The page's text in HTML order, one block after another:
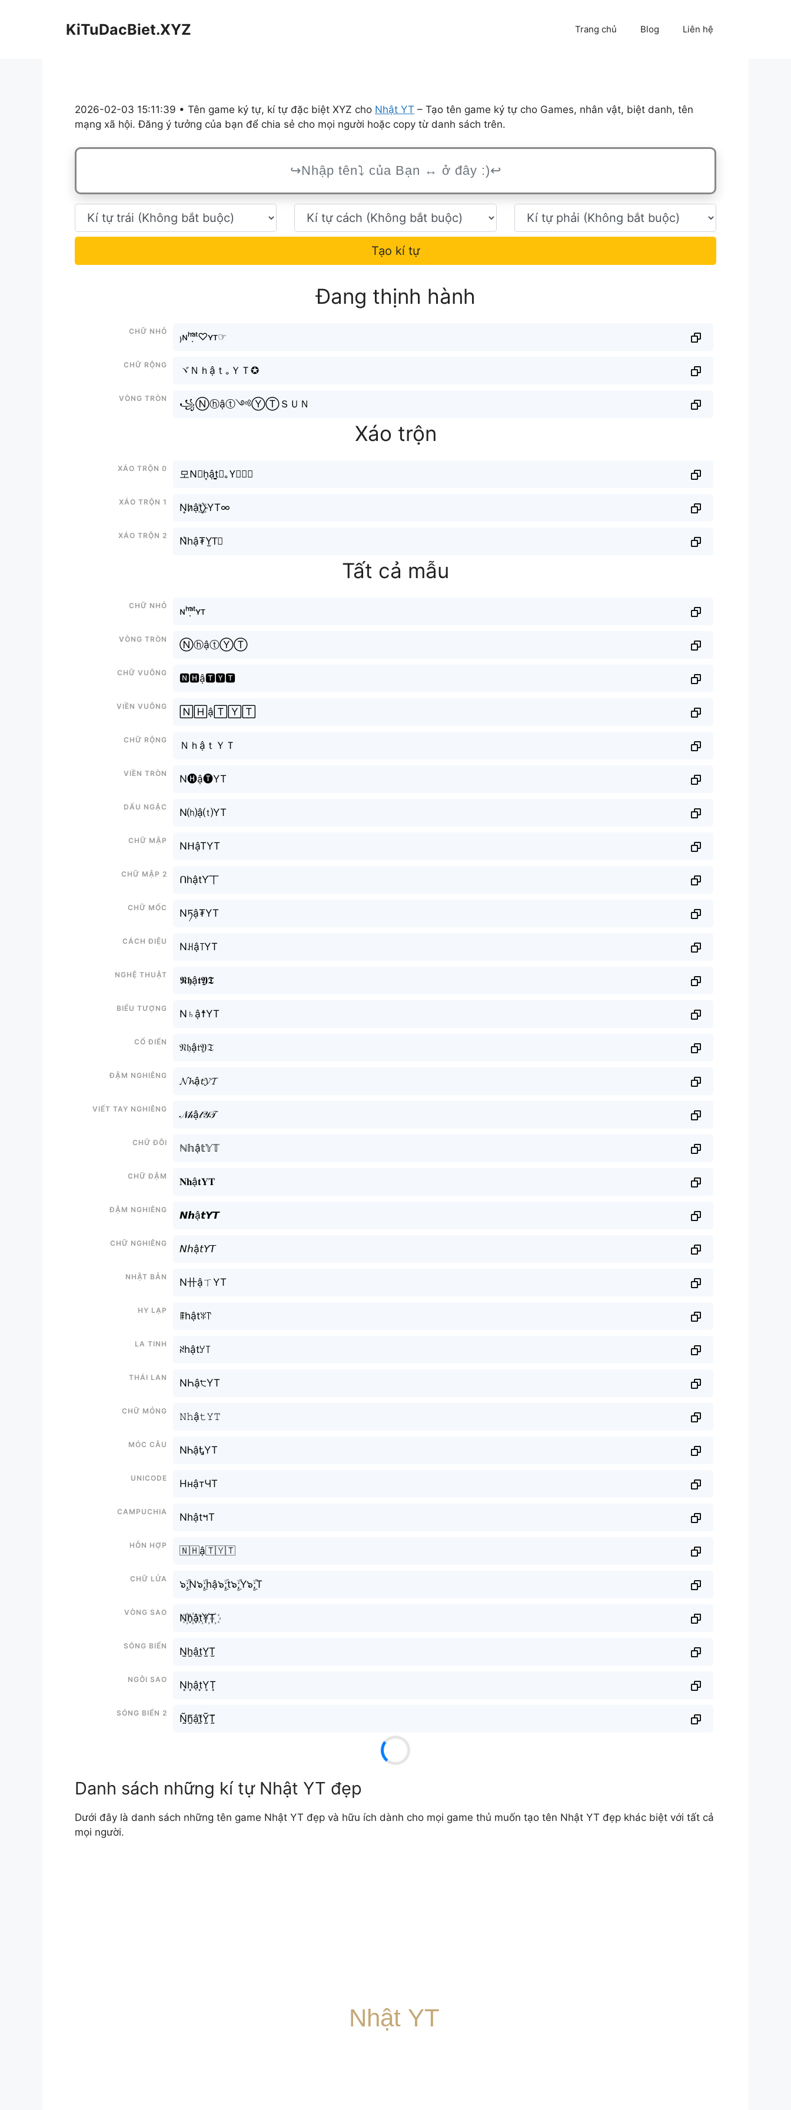
KiTuDacBiet.XYZ Trang chủ Blog Liên hệ
2026-02-03 15:11:39 • Tên game ký tự, kí tự đặc biệt XYZ cho Nhật YT – Tạo tên game ký tự cho Games, nhân vật, biệt danh, tên
mạng xã hội. Đăng ý tưởng của bạn để chia sẻ cho mọi người hoặc copy từ danh sách trên.
Tạo kí tự
Đang thịnh hành
Chữ nhỏ
₎ɴʰᵃ̣̂ᵗ♡ʏᴛ☞
Chữ rộng
ヾＮｈậｔ｡ＹＴ✪
Vòng tròn
꧁Ⓝⓗậⓣ༺ⓎⓉＳＵＮ
Xáo trộn
Xáo trộn 0
모N⃗h͎ật̬̤̯⋆｡Y⃘𝘛❦︎
Xáo trộn 1
N͎h̷ật꙰̼⧽YT∞
Xáo trộn 2
N͛hậ₮Y̫T⃣
Tất cả mẫu
Chữ nhỏ
ɴʰᵃ̣̂ᵗʏᴛ
Vòng tròn
ⓃⓗậⓣⓎⓉ
Chữ vuông
🅽🅷ậ🆃🆈🆃
Viền vuông
🄽🄷ậ🅃🅈🅃
Chữ rộng
ＮｈậｔＹＴ
Viền tròn
N🅗ậ🅣YT
Dấu ngặc
N⒣ậ⒯YT
Chữ mập
NᕼậTYT
Chữ mập 2
ᑎhậtƳ丅
Chữ mốc
Nཏậ₮YT
Cách điệu
Nꃅậ꓄YT
Nghệ thuật
𝕹𝖍ậ𝖙𝖄𝕿
Biểu tượng
N♄ậ☨YT
Cổ điển
𝔑𝔥ậ𝔱𝔜𝔗
Đậm nghiêng
𝓝𝓱ậ𝓽𝓨𝓣
Viết tay nghiêng
𝒩𝒽ậ𝓉𝒴𝒯
Chữ đôi
ℕ𝕙ậ𝕥𝕐𝕋
Chữ đậm
𝐍𝐡ậ𝐭𝐘𝐓
Đậm nghiêng
𝙉𝙝ậ𝙩𝙔𝙏
Chữ nghiêng
𝘕𝘩ậ𝘵𝘠𝘛
Nhật bản
N卄ậㄒYT
Hy lạp
ꁹhậtꐟ꓅
La tinh
ꋊhậtꌦ꓄
Thái lan
NҺậ੮YT
Chữ mỏng
𝙽𝚑ậ𝚝𝚈𝚃
Móc câu
NᏂậᎿYT
Unicode
НнậтЧТ
Campuchia
NhậtฯT
Hỗn hợp
🇳🇭ậ🇹🇾🇹
Chữ Lửa
๖ۣۜ;N๖ۣۜ;hậ๖ۣۜ;t๖ۣۜ;Y๖ۣۜ;T
Vòng sao
N꙰h꙰ật꙰Y꙰T꙰
Sóng biển
N̫h̫ật̫Y̫T̫
Ngôi sao
N͙h͙ật͙Y͙T͙
Sóng biển 2
Ñ̰h̰̃ật̰̃Ỹ̰T̰̃
Danh sách những kí tự Nhật YT đẹp
Dưới đây là danh sách những tên game Nhật YT đẹp và hữu ích dành cho mọi game thủ muốn tạo tên Nhật YT đẹp khác biệt với tất cả
mọi người.